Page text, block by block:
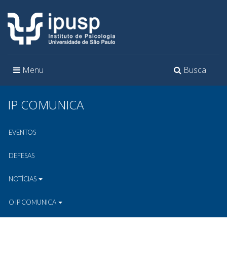
Toggle
Busca
Toggle
Menu
IP COMUNICA
EVENTOS
DEFESAS
NOTÍCIAS
O IP COMUNICA